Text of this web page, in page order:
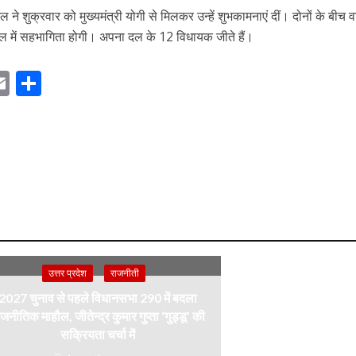
शुक्रवार को मुख्यमंत्री योगी से मिलकर उन्हें शुभकामनाएं दीं। दोनों के बीच
में सहभागिता होगी। अपना दल के 12 विधायक जीते हैं।
E
उत्तर प्रदेश राजनीती
2027 चुनाव से पहले विधानसभा 290 में बदला
माहौल, जीतेन्द्र कुमार गुप्ता ‘गुड्डू’ की
सक्रियता चर्चा में